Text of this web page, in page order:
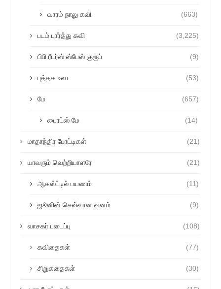
வாரம் நாலு கவி (663)
படம் பார்த்து கவி (3,225)
பிபி ரீடர்ஸ் ஸ்பேஸ் குரூப் (9)
புத்தக உலா (53)
மே (657)
பைரட்ஸ் மே (14)
மாதாந்திர போட்டிகள் (21)
யாவரும் வெற்றியாளரே (21)
ஆகஸ்ட்டில் பயணம் (11)
ஜூனின் செவ்வான வனம் (9)
வாசகர் படைப்பு (108)
கவிதைகள் (77)
சிறுகதைகள் (30)